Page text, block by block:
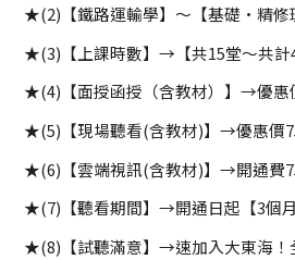
★(2)【鐵路運輸學】～【基礎·精修
★(3)【上課時數】→【共15堂～共計
★(4)【面授函授（含教材）】→優惠
★(5)【現場聽看(含教材)】→優惠價
★(6)【雲端視訊(含教材)】→開通費
★(7)【聽看期間】→開通日起【3個
★(8)【試聽滿意】→速加入大東海！